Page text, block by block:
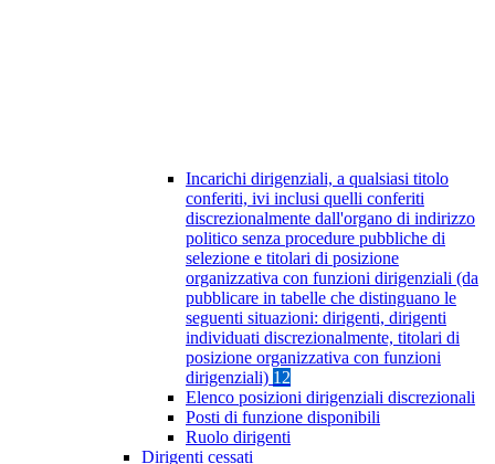
Incarichi dirigenziali, a qualsiasi titolo
conferiti, ivi inclusi quelli conferiti
discrezionalmente dall'organo di indirizzo
politico senza procedure pubbliche di
selezione e titolari di posizione
organizzativa con funzioni dirigenziali (da
pubblicare in tabelle che distinguano le
seguenti situazioni: dirigenti, dirigenti
individuati discrezionalmente, titolari di
posizione organizzativa con funzioni
dirigenziali) 12
Elenco posizioni dirigenziali discrezionali
Posti di funzione disponibili
Ruolo dirigenti
Dirigenti cessati